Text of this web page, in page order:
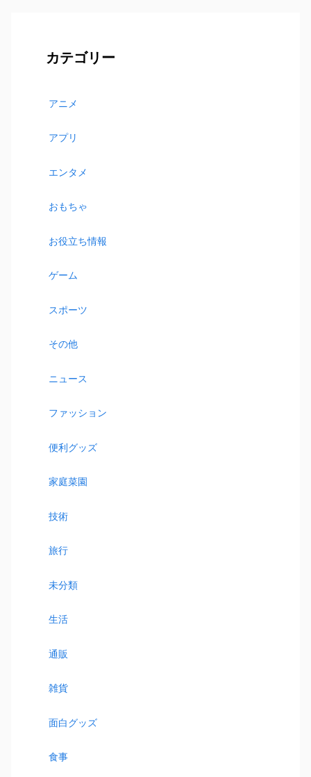
カテゴリー
アニメ
アプリ
エンタメ
おもちゃ
お役立ち情報
ゲーム
スポーツ
その他
ニュース
ファッション
便利グッズ
家庭菜園
技術
旅行
未分類
生活
通販
雑貨
面白グッズ
食事